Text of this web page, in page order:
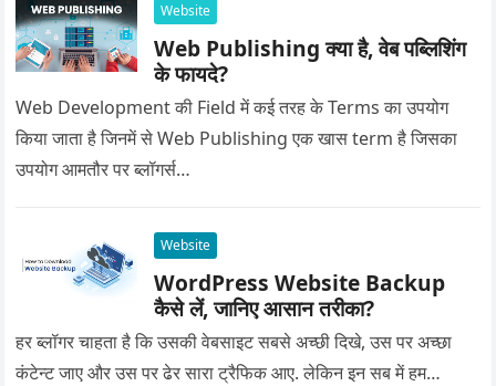
Website
Web Publishing क्या है, वेब पब्लिशिंग
के फायदे?
Web Development की Field में कई तरह के Terms का उपयोग
किया जाता है जिनमें से Web Publishing एक खास term है जिसका
उपयोग आमतौर पर ब्लॉगर्स…
Website
WordPress Website Backup
कैसे लें, जानिए आसान तरीका?
हर ब्लॉगर चाहता है कि उसकी वेबसाइट सबसे अच्छी दिखे, उस पर अच्छा
कंटेन्ट जाए और उस पर ढेर सारा ट्रैफिक आए. लेकिन इन सब में हम…